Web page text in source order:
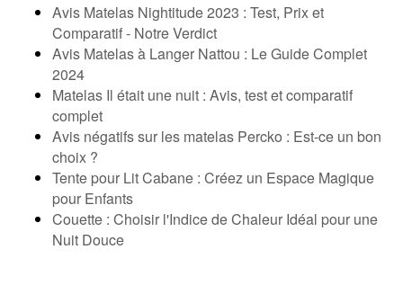
Avis Matelas Nightitude 2023 : Test, Prix et
Comparatif - Notre Verdict
Avis Matelas à Langer Nattou : Le Guide Complet
2024
Matelas Il était une nuit : Avis, test et comparatif
complet
Avis négatifs sur les matelas Percko : Est-ce un bon
choix ?
Tente pour Lit Cabane : Créez un Espace Magique
pour Enfants
Couette : Choisir l'Indice de Chaleur Idéal pour une
Nuit Douce